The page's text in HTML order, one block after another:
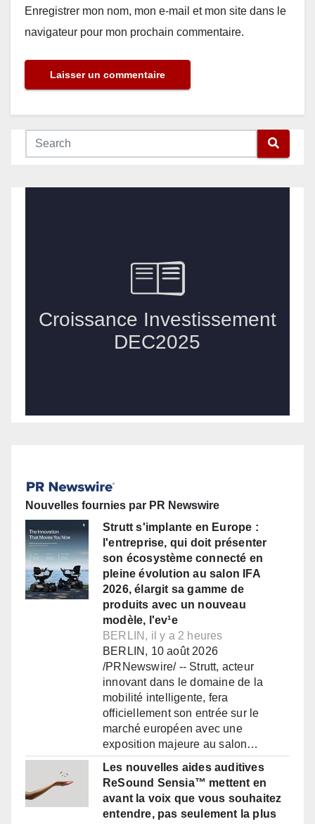
Enregistrer mon nom, mon e-mail et mon site dans le
navigateur pour mon prochain commentaire.
Nouvelles fournies par PR Newswire
Strutt s'implante en Europe :
l'entreprise, qui doit présenter
son écosystème connecté en
pleine évolution au salon IFA
2026, élargit sa gamme de
produits avec un nouveau
modèle, l'ev¹e
BERLIN, il y a 2 heures
BERLIN, 10 août 2026
/PRNewswire/ -- Strutt, acteur
innovant dans le domaine de la
mobilité intelligente, fera
officiellement son entrée sur le
marché européen avec une
exposition majeure au salon…
Les nouvelles aides auditives
ReSound Sensia™ mettent en
avant la voix que vous souhaitez
entendre, pas seulement la plus